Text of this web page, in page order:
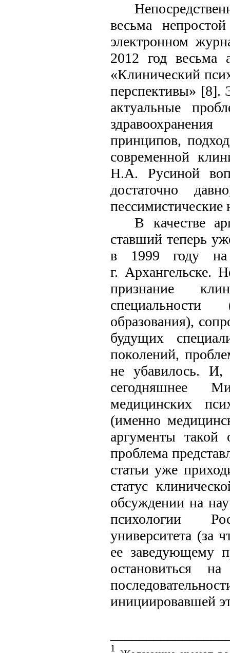
весьма
электронном
2012 год весьма
«Клинический
перспективы» [8].
актуальные
принципов,
современной
Н.А. Русиной
достаточно
пессимистические
В качестве
ставший теперь
в 1999 году на
г. Архангельске.
признание
специальности
образования),
будущих
поколений,
не убавилось. И,
сегодняшнее
медицинских
(именно
аргументы
проблема
статьи уже
статус
обсуждении на
психологии
университета (за
ее заведующему
остановиться
инициировавшей
1